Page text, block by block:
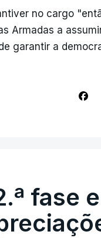
no cargo
Armadas a
garantir a
fase e